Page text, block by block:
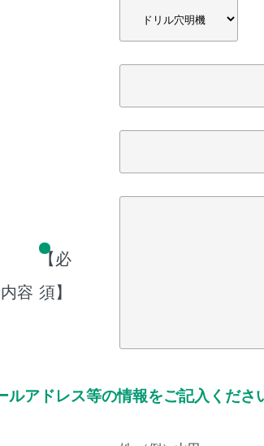
容
【必
須】
ルアドレス等の情報をご記入くださ